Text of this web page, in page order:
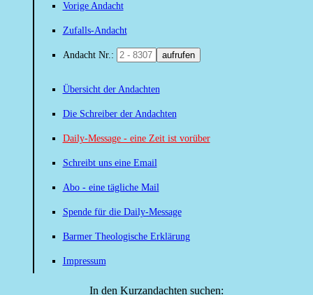
Vorige Andacht
Zufalls-Andacht
Andacht Nr.: aufrufen
Übersicht der Andachten
Die Schreiber der Andachten
Daily-Message - eine Zeit ist vorüber
Schreibt uns eine Email
Abo - eine tägliche Mail
Spende für die Daily-Message
Barmer Theologische Erklärung
Impressum
In den Kurzandachten suchen: